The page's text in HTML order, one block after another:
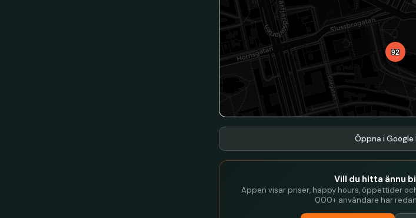
92
Öppna i Google
Vill du hitta ännu
Appen visar priser, happy hours, öppettider
000+ användare har